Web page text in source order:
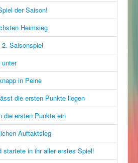
der Saison!
Heimsieg
Saisonspiel
unter
in Peine
die ersten Punkte liegen
die ersten Punkte ein
Auftaktsieg
startete in ihr aller erstes Spiel!